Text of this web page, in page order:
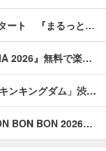
ート 『まるっと…
2026』無料で楽…
ンキングダム」渋…
BON BON 2026…